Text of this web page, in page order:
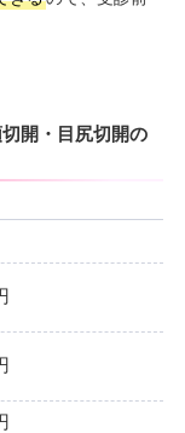
開・目尻切開の